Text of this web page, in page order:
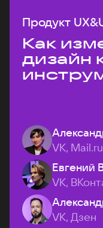
Продукт
Как
дизайн
VK, Mail.ru
Евгений
VK,
VK, Дзен